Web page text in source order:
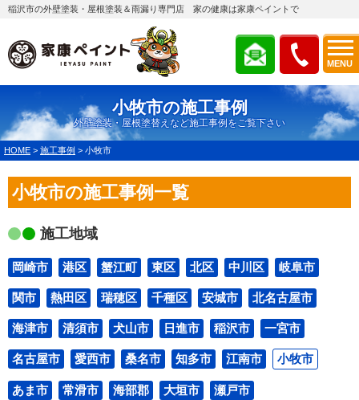
MENU
稲沢市の外壁塗装・屋根塗装＆雨漏り専門店 家の健康は家康ペイントで
小牧市の施工事例
外壁塗装・屋根塗替えなど施工事例をご覧下さい
HOME > 施工事例 > 小牧市
小牧市の施工事例一覧
施工地域
岡崎市 港区 蟹江町 東区 北区 中川区 岐阜市
関市 熱田区 瑞穂区 千種区 安城市 北名古屋市
海津市 清須市 犬山市 日進市 稲沢市 一宮市
名古屋市 愛西市 桑名市 知多市 江南市 小牧市
あま市 常滑市 海部郡 大垣市 瀬戸市